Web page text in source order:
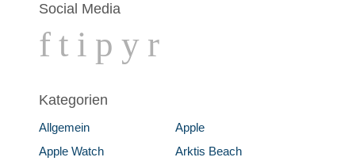
Social Media
f t i p y r
Kategorien
Allgemein
Apple
Apple Watch
Arktis Beach